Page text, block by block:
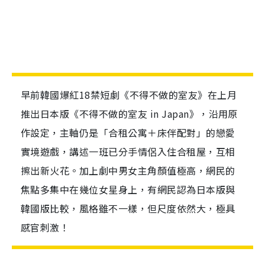
早前韓國爆紅18禁短劇《不得不做的室友》在上月
推出日本版《不得不做的室友 in Japan》，沿用原
作設定，主軸仍是「合租公寓＋床伴配對」的戀愛
實境遊戲，講述一班已分手情侶入住合租屋，互相
擦出新火花。加上劇中男女主角顏值極高，網民的
焦點多集中在幾位女星身上，有網民認為日本版與
韓國版比較，風格雖不一樣，但尺度依然大，極具
感官刺激！